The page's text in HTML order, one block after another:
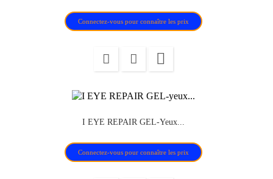
Connectez-vous pour connaître les prix

I EYE REPAIR GEL-Yeux...
Connectez-vous pour connaître les prix